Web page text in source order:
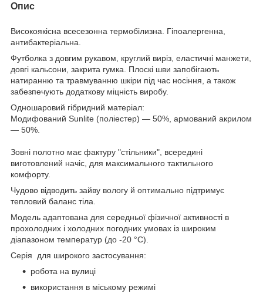
Опис
Високоякісна всесезонна термобілизна. Гіпоалергенна,
антибактеріальна.
Футболка з довгим рукавом, круглий виріз, еластичні манжети,
довгі кальсони, закрита гумка. Плоскі шви запобігають
натиранню та травмуванню шкіри під час носіння, а також
забезпечують додаткову міцність виробу.
Одношаровий гібридний матеріал:
Модифований Sunlite (поліестер) — 50%, армований акрилом
— 50%.
Зовні полотно має фактуру "стільники", всередині
виготовлений начіс, для максимального тактильного
комфорту.
Чудово відводить зайву вологу й оптимально підтримує
тепловий баланс тіла.
Модель адаптована для середньої фізичної активності в
прохолодних і холодних погодних умовах із широким
діапазоном температур (до -20 °C).
Серія для широкого застосування:
робота на вулиці
використання в міському режимі